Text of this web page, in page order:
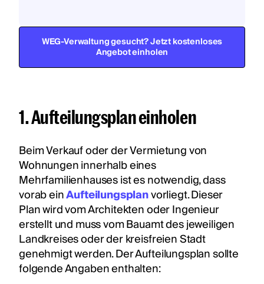
WEG-Verwaltung gesucht? Jetzt kostenloses
Angebot einholen
1. Aufteilungsplan einholen
Beim Verkauf oder der Vermietung von
Wohnungen innerhalb eines
Mehrfamilienhauses ist es notwendig, dass
vorab einAufteilungsplanvorliegt. Dieser
Plan wird vom Architekten oder Ingenieur
erstellt und muss vom Bauamt des jeweiligen
Landkreises oder der kreisfreien Stadt
genehmigt werden. Der Aufteilungsplan sollte
folgende Angaben enthalten: